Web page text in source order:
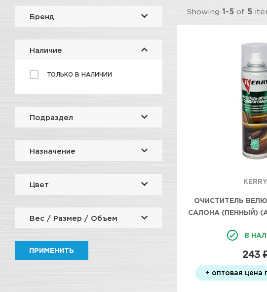
Бренд
Наличие
ТОЛЬКО В НАЛИЧИИ
Подраздел
Назначение
Цвет
Вес / Размер / Объем
ПРИМЕНИТЬ
Showing 1-5of 5
KERRY
ОЧИСТИТЕЛЬ
САЛОНА (ПЕННЫЙ)
В
243
+ оптовая цена